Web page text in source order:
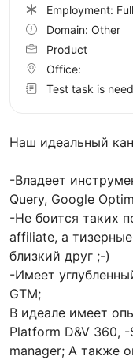
Наш идеальный
-Владеет
Query, Google
-Не боится таких
affiliate, а
близкий друг ;-)
-Имеет
GTM;
В идеале имеет
Platform D&V 360,
manager; А также
Employment:
Domain: Other
Product
Office:
Test task is